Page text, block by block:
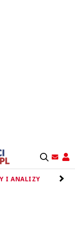
I ANALIZY